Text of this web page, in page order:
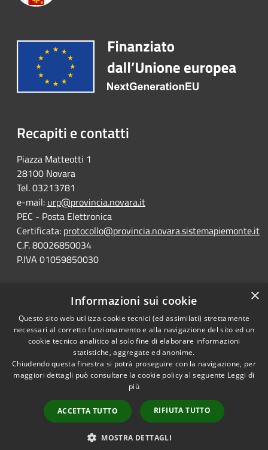
Recapiti e contatti
Piazza Matteotti 1
28100 Novara
Tel. 03213781
e-mail: urp@provincia.novara.it
PEC - Posta Elettronica
Certificata: protocollo@provincia.novara.sistemapiemonte.it
C.F. 80026850034
P.IVA 01059850030
Dichiarazione di Accessibilità
RSS
Copyright © 2026 • Portale
Municipium•
Accesso
redazione
×
Informazioni sui cookie
Questo sito web utilizza cookie tecnici (ed assimilati) strettamente
necessari al corretto funzionamento e alla navigazione del sito ed un
cookie tecnico analitico al solo fine di elaborare informazioni
statistiche, aggregate ed anonime.
Chiudendo questa finestra si potrà proseguire con la navigazione, per
maggiori dettagli può consultare la cookie policy al seguente Leggi di
più
ACCETTA TUTTO RIFIUTA TUTTO
MOSTRA DETTAGLI